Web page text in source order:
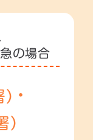
の場合
・
）